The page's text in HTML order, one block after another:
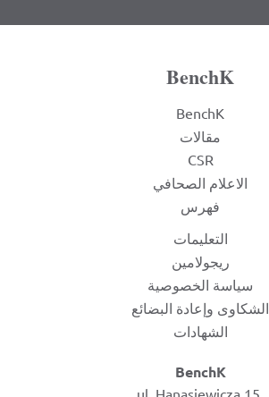
BenchK
BenchK
مقالات
CSR
الاعلام الصحافي
فهرس
التعليمات
ريجولامين
سياسة الخصوصية
الشكاوى وإعادة البضائع
الشهادات
BenchK
ul. Hanasiewicza 15,